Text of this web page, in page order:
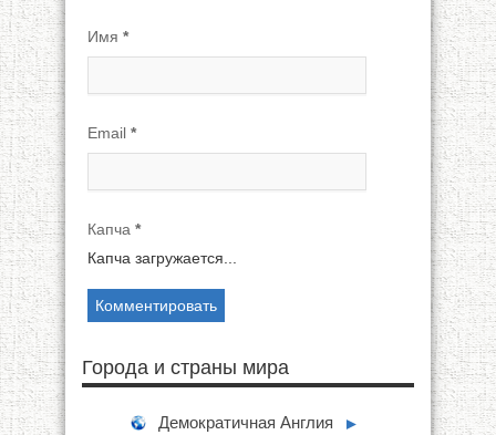
Имя *
Email *
Капча *
Капча загружается...
Города и страны мира
Демократичная Англия ►